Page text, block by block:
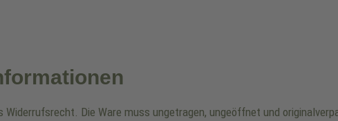
Widerrufsrecht. Die Ware muss ungetragen, ungeöffnet und